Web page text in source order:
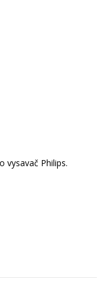
vysavač Philips.